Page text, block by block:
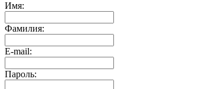
Имя:
Фамилия:
E-mail:
Пароль: